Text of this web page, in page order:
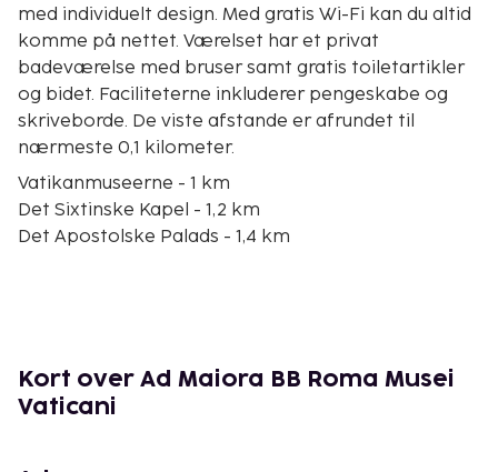
med individuelt design. Med gratis Wi-Fi kan du altid
komme på nettet. Værelset har et privat
badeværelse med bruser samt gratis toiletartikler
og bidet. Faciliteterne inkluderer pengeskabe og
skriveborde. De viste afstande er afrundet til
nærmeste 0,1 kilometer.
Vatikanmuseerne - 1 km
Det Sixtinske Kapel - 1,2 km
Det Apostolske Palads - 1,4 km
Monte Mario - 1,6 km
Peterspladsen - 1,7 km
Kort over Ad Maiora BB Roma Musei
Vaticani